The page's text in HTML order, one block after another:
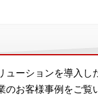
ューションを導入し
お客様事例をご覧